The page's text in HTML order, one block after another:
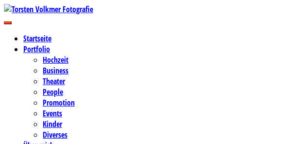
Zum
Inhalt
Torsten Volkmer Fotografie
Business-, Portrait- und Hochzeitsfotografie
Startseite
Portfolio
Hochzeit
Business
Theater
People
Promotion
Events
Kinder
Diverses